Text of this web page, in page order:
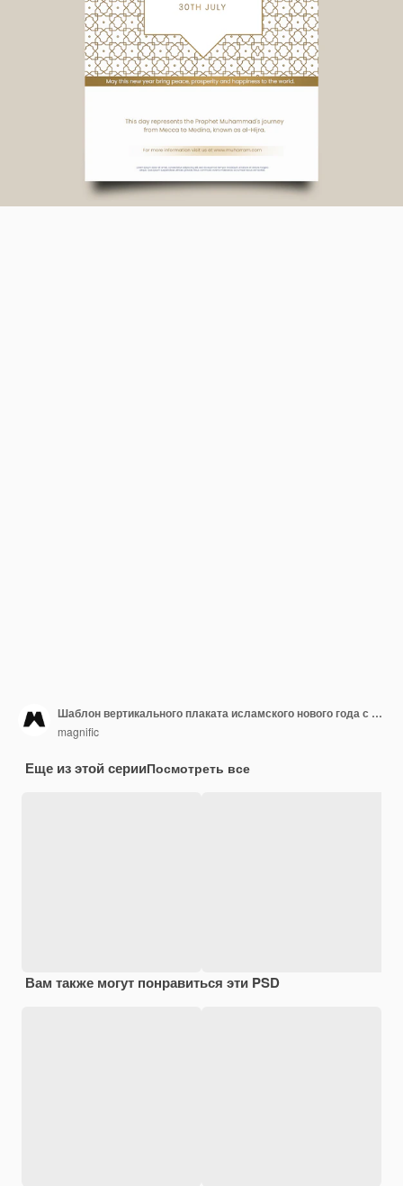
Шаблон вертикального плаката исламского нового года с арабским узором
magnific
Еще из этой серииПосмотреть все
Вам также могут понравиться эти PSD